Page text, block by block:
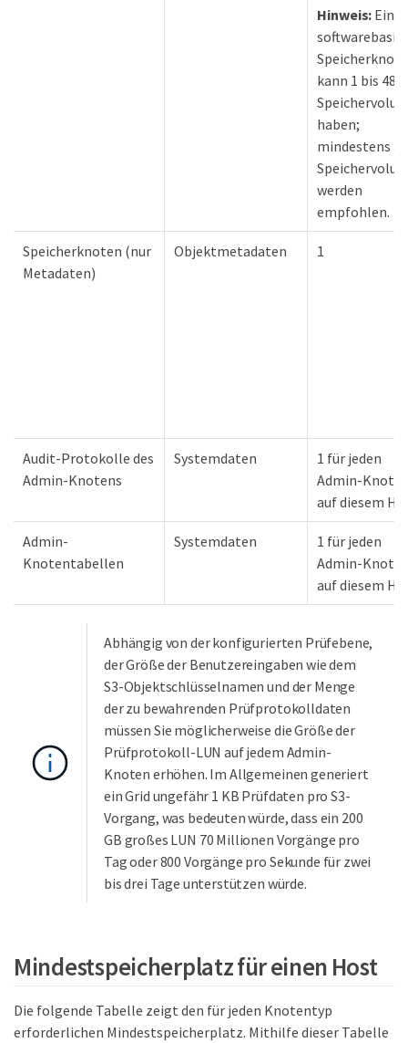
Hinweis: Ein
kann 1 bis 48
haben;
mindestens 3
werden
empfohlen.
Speicherknoten (nur
Metadaten)
Objektmetadaten 1
Audit-Protokolle des
Admin-Knotens
Systemdaten
1 für jeden
Admin-
auf diesem
Admin-
Knotentabellen
Systemdaten
1 für jeden
Admin-
auf diesem
Abhängig von der konfigurierten Prüfebene,
der Größe der Benutzereingaben wie dem
S3-Objektschlüsselnamen und der Menge
der zu bewahrenden Prüfprotokolldaten
müssen Sie möglicherweise die Größe der
Prüfprotokoll-LUN auf jedem Admin-
Knoten erhöhen. Im Allgemeinen generiert
ein Grid ungefähr 1 KB Prüfdaten pro S3-
Vorgang, was bedeuten würde, dass ein 200
GB großes LUN 70 Millionen Vorgänge pro
Tag oder 800 Vorgänge pro Sekunde für zwei
bis drei Tage unterstützen würde.
Mindestspeicherplatz für einen Host
Die folgende Tabelle zeigt den für jeden Knotentyp
erforderlichen Mindestspeicherplatz. Mithilfe dieser Tabelle